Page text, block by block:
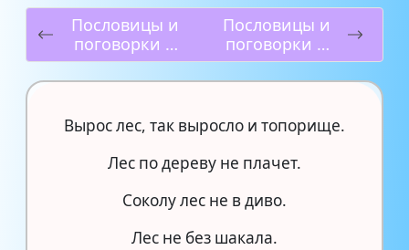
Пословицы и
поговорки о
солнце
Пословицы и
поговорки о
слове
Вырос лес, так выросло и топорище.
Лес по дереву не плачет.
Соколу лес не в диво.
Лес не без шакала.